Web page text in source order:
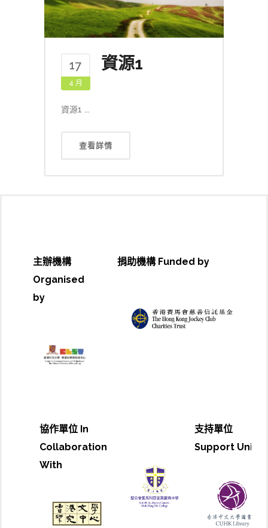
17
4 月
資源1
資源1 ...
查看詳情
主辦機構
Organised
by
捐助機構 Funded by
協作單位 In
Collaboration
With
支持單位
Support Unit